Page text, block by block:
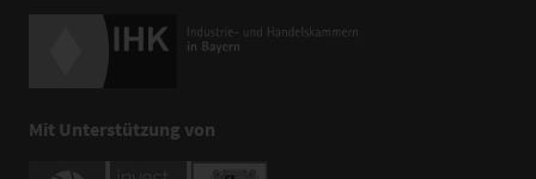
Mit Unterstützung von